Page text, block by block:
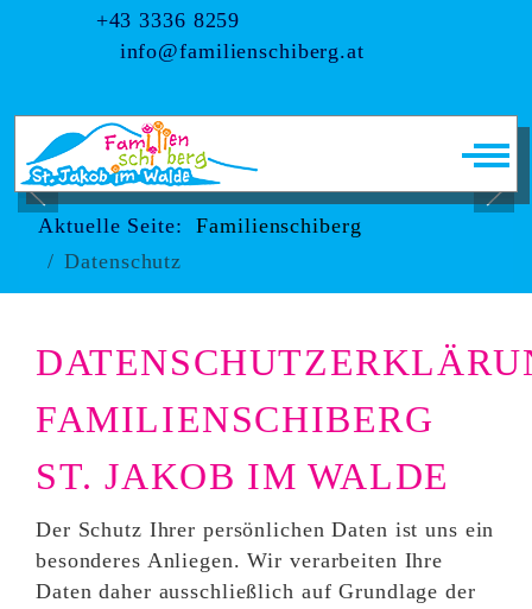
+43 3336 8259
info@familienschiberg.at
Off-
Aktuelle Seite:Familienschiberg
Datenschutz
FAMILIENSCHIBERG
ST. JAKOB IM WALDE
Der Schutz Ihrer persönlichen Daten ist uns ein
besonderes Anliegen. Wir verarbeiten Ihre
Daten daher ausschließlich auf Grundlage der